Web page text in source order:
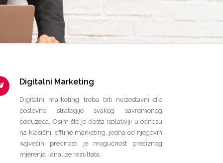
Digitalni Marketing
Digitalni marketing treba biti neizostavni dio
poslovne strategije svakog savremenog
poduzeća. Osim što je dosta isplativiji u odnosu
na klasični, offline marketing, jedna od njegovih
najvećih prednosti je mogućnost preciznog
mjerenja i analize rezultata.